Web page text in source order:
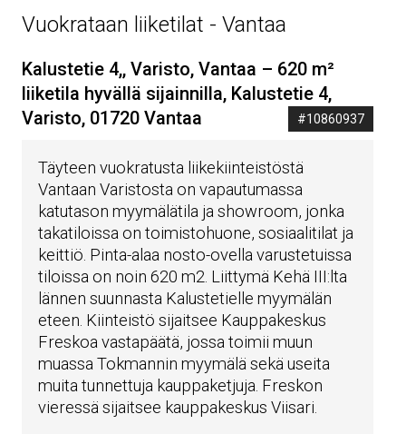
Vuokrataan liiketilat - Vantaa
Kalustetie 4,, Varisto, Vantaa – 620 m²
liiketila hyvällä sijainnilla, Kalustetie 4,
Varisto, 01720 Vantaa
#10860937
Täyteen vuokratusta liikekiinteistöstä
Vantaan Varistosta on vapautumassa
katutason myymälätila ja showroom, jonka
takatiloissa on toimistohuone, sosiaalitilat ja
keittiö. Pinta-alaa nosto-ovella varustetuissa
tiloissa on noin 620 m2. Liittymä Kehä III:lta
lännen suunnasta Kalustetielle myymälän
eteen. Kiinteistö sijaitsee Kauppakeskus
Freskoa vastapäätä, jossa toimii muun
muassa Tokmannin myymälä sekä useita
muita tunnettuja kauppaketjuja. Freskon
vieressä sijaitsee kauppakeskus Viisari.